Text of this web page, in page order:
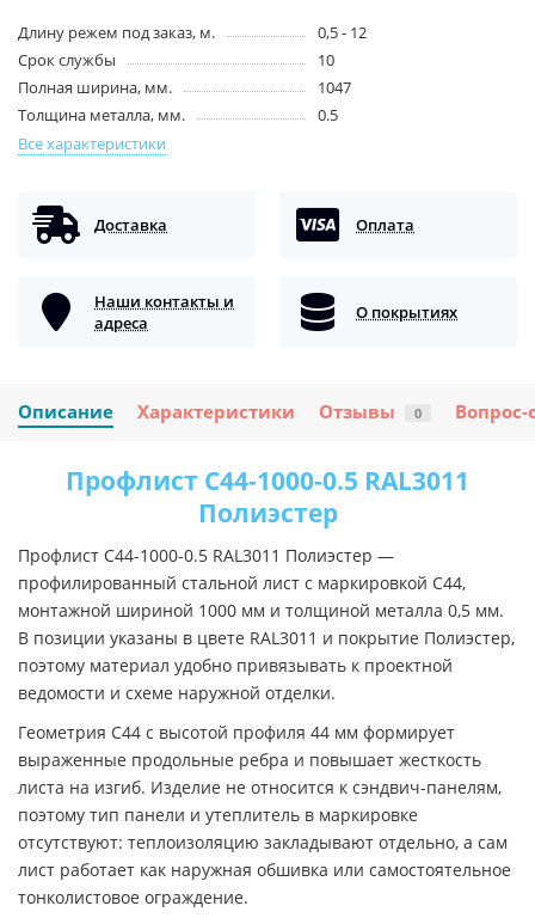
Длину режем под заказ, м.
0,5 - 12
Срок службы
10
Полная ширина, мм.
1047
Толщина металла, мм.
0.5
Все характеристики
Доставка Оплата
Наши контакты и
адреса
О покрытиях
Описание Характеристики Отзывы 0 Вопрос-
Профлист С44-1000-0.5 RAL3011
Полиэстер
Профлист С44-1000-0.5 RAL3011 Полиэстер —
профилированный стальной лист с маркировкой С44,
монтажной шириной 1000 мм и толщиной металла 0,5 мм.
В позиции указаны в цвете RAL3011 и покрытие Полиэстер,
поэтому материал удобно привязывать к проектной
ведомости и схеме наружной отделки.
Геометрия С44 с высотой профиля 44 мм формирует
выраженные продольные ребра и повышает жесткость
листа на изгиб. Изделие не относится к сэндвич-панелям,
поэтому тип панели и утеплитель в маркировке
отсутствуют: теплоизоляцию закладывают отдельно, а сам
лист работает как наружная обшивка или самостоятельное
тонколистовое ограждение.